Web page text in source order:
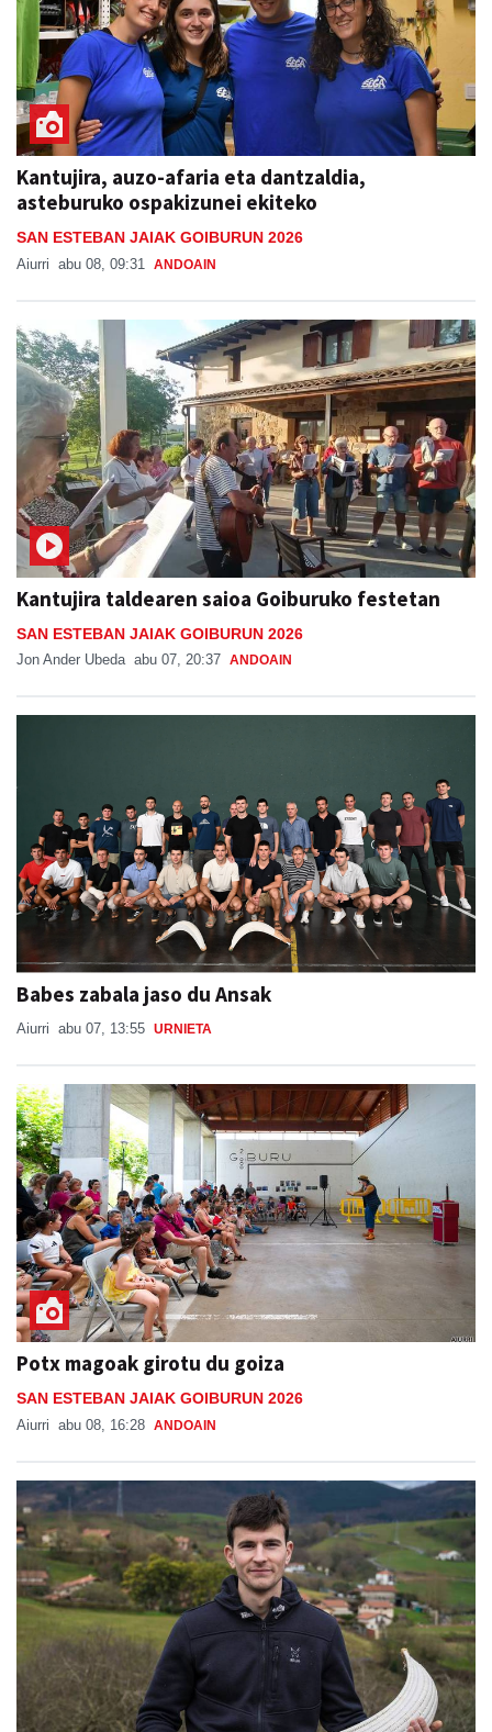
Kantujira, auzo-afaria eta dantzaldia,
asteburuko ospakizunei ekiteko
SAN ESTEBAN JAIAK GOIBURUN 2026
Aiurri abu 08, 09:31 ANDOAIN
Kantujira taldearen saioa Goiburuko festetan
SAN ESTEBAN JAIAK GOIBURUN 2026
Jon Ander Ubeda abu 07, 20:37 ANDOAIN
Babes zabala jaso du Ansak
Aiurri abu 07, 13:55 URNIETA
Potx magoak girotu du goiza
SAN ESTEBAN JAIAK GOIBURUN 2026
Aiurri abu 08, 16:28 ANDOAIN